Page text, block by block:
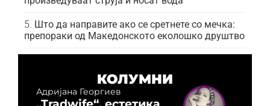
Што да направите ако се сретнете со мечка:
препораки од Македонското еколошко друштво
КОЛУМНИ
Адријана Георгиев